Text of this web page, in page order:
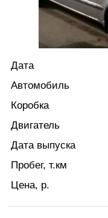
Дата
Автомобиль
Коробка
Двигатель
Дата выпуска
Пробег, т.км
Цена, р.